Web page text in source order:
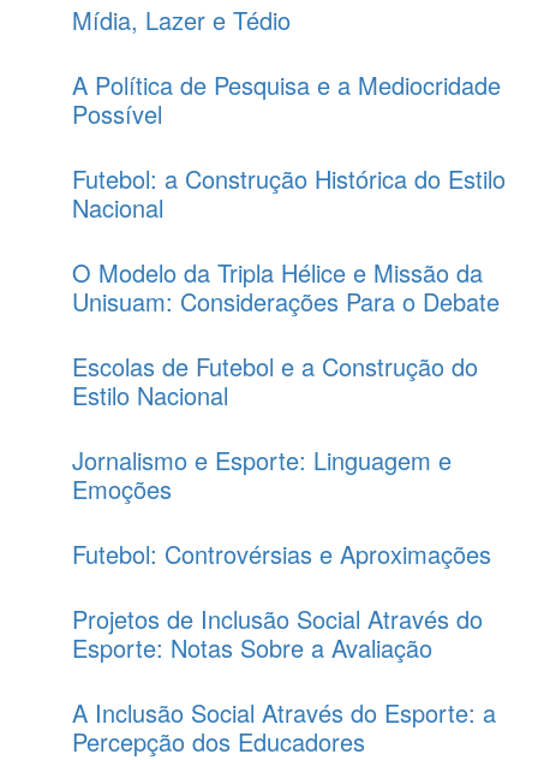
Mídia, Lazer e Tédio
A Política de Pesquisa e a Mediocridade
Possível
Futebol: a Construção Histórica do Estilo
Nacional
O Modelo da Tripla Hélice e Missão da
Unisuam: Considerações Para o Debate
Escolas de Futebol e a Construção do
Estilo Nacional
Jornalismo e Esporte: Linguagem e
Emoções
Futebol: Controvérsias e Aproximações
Projetos de Inclusão Social Através do
Esporte: Notas Sobre a Avaliação
A Inclusão Social Através do Esporte: a
Percepção dos Educadores